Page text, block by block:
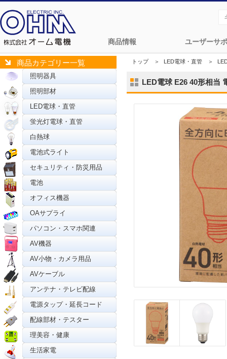
商品情報 ユーザーサ
商品カテゴリー一覧
照明器具
照明部材
LED電球・直管
蛍光灯電球・直管
白熱球
電池式ライト
セキュリティ・防災用品
電池
オフィス機器
OAサプライ
パソコン・スマホ関連
AV機器
AV小物・カメラ用品
AVケーブル
アンテナ・テレビ配線
電源タップ・延長コード
配線部材・テスター
理美容・健康
生活家電
トップ＞ LED電球・直管 ＞
LED電球 E26 40形相当